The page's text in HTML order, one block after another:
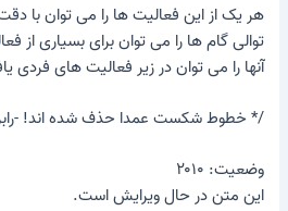
هر یک از این فعالیت ها را می توان با
توالی گام ها را می توان برای بسیاری
آنها را می توان در زیر فعالیت های فردی
/* خطوط شکست عمدا حذف شده اند! -
وضعیت: ۲۰۱۰
این متن در حال ویرایش است.